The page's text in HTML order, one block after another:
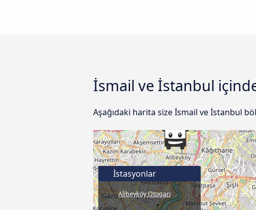
İsmail ve İstanbul
Aşağıdaki harita size İsmail ve İstanbul
İstasyonlar
Alibeyköy Otogarı